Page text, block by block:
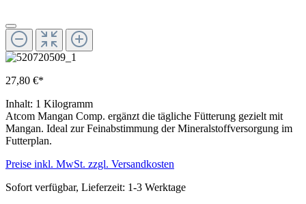
27,80 €*
Inhalt: 1 Kilogramm
Atcom Mangan Comp. ergänzt die tägliche Fütterung gezielt mit
Mangan. Ideal zur Feinabstimmung der Mineralstoffversorgung im
Futterplan.
Preise inkl. MwSt. zzgl. Versandkosten
Sofort verfügbar, Lieferzeit: 1-3 Werktage